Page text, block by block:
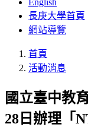
長庚大學首頁
網站導覽
首頁
活動消息
國立臺中教
28日辦理「